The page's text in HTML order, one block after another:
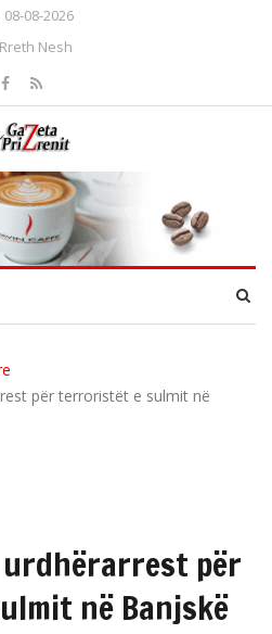
08-08-2026
Rreth Nesh
për terroristët e sulmit në
urdhërarrest për
në Banjskë